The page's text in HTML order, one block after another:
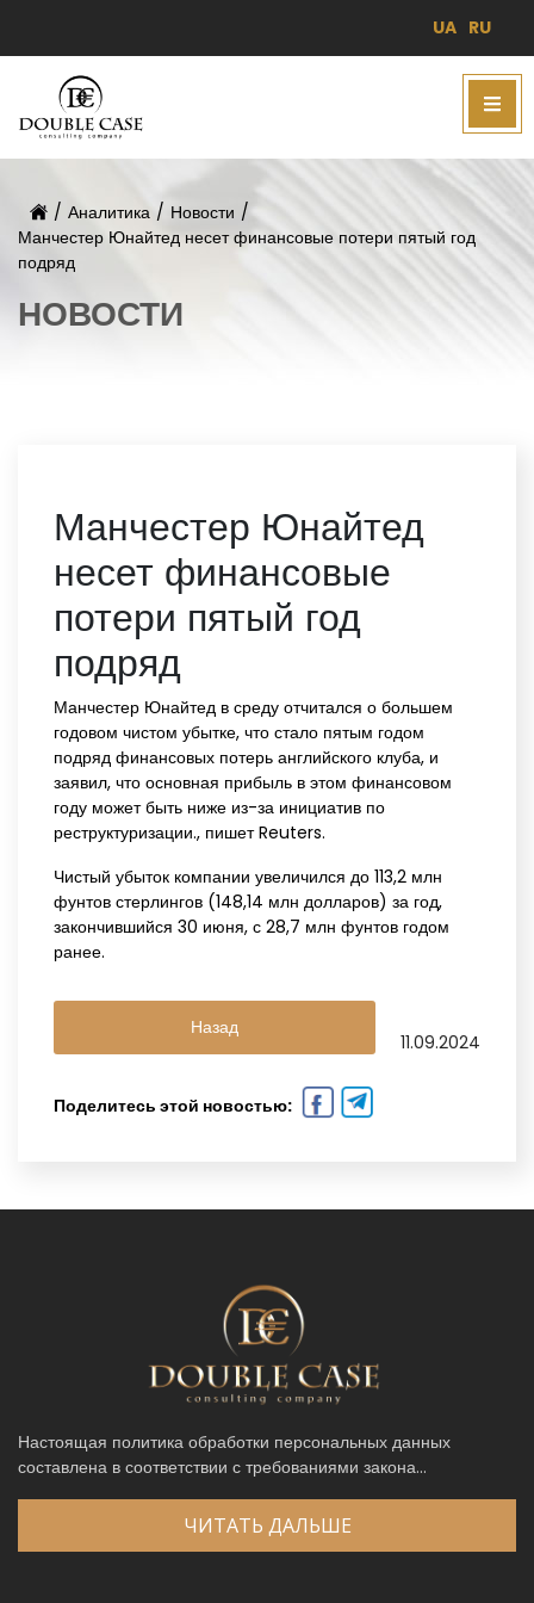
UA RU
/ Аналитика / Новости /
Манчестер Юнайтед несет финансовые потери пятый год
подряд
НОВОСТИ
Манчестер Юнайтед
несет финансовые
потери пятый год
подряд
Манчестер Юнайтед в среду отчитался о большем
годовом чистом убытке, что стало пятым годом
подряд финансовых потерь английского клуба, и
заявил, что основная прибыль в этом финансовом
году может быть ниже из-за инициатив по
реструктуризации., пишет Reuters.
Чистый убыток компании увеличился до 113,2 млн
фунтов стерлингов (148,14 млн долларов) за год,
закончившийся 30 июня, с 28,7 млн фунтов годом
ранее.
Назад
11.09.2024
Поделитесь этой новостью:
Настоящая политика обработки персональных данных
составлена в соответствии с требованиями закона...
ЧИТАТЬ ДАЛЬШЕ